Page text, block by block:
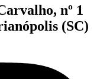
nº 1
(SC)